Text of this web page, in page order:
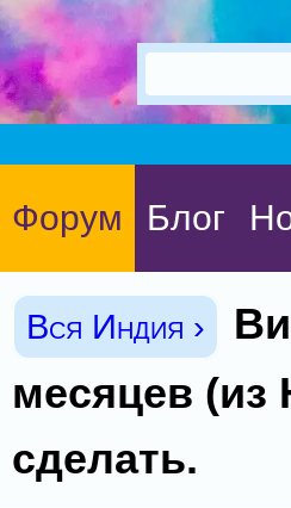
Форум Блог
Вся Индия ›
месяцев (из
сделать.